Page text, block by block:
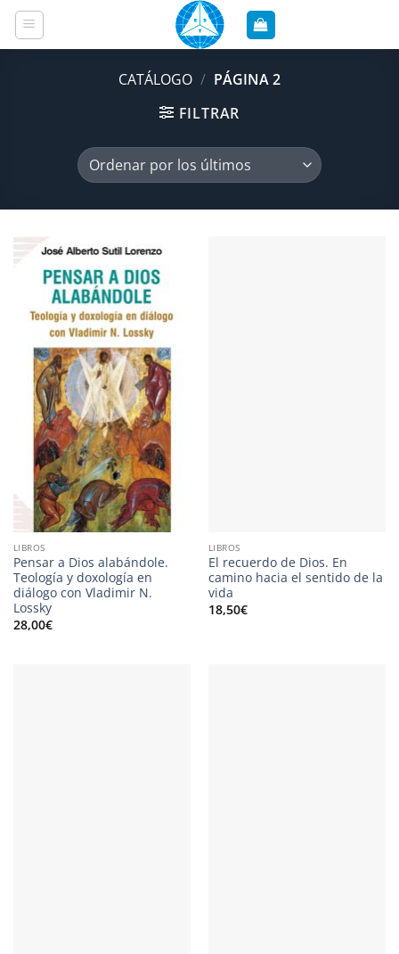
Saltar
contenido
CATÁLOGO / PÁGINA 2
FILTRAR
LIBROS
Pensar a Dios alabándole.
Teología y doxología en
diálogo con Vladimir N.
Lossky
28,00€
LIBROS
El recuerdo de Dios. En
camino hacia el sentido de la
vida
18,50€